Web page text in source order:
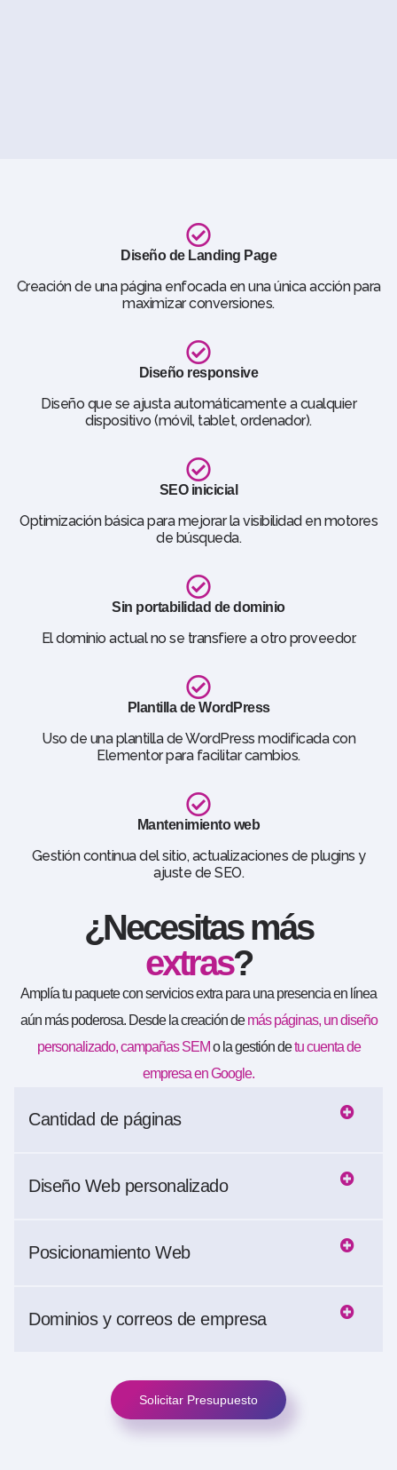
Diseño de Landing Page
Creación de una página enfocada en una única acción para
maximizar conversiones.
Diseño responsive
Diseño que se ajusta automáticamente a cualquier
dispositivo (móvil, tablet, ordenador).
SEO inicicial
Optimización básica para mejorar la visibilidad en motores
de búsqueda.
Sin portabilidad de dominio
El dominio actual no se transfiere a otro proveedor.
Plantilla de WordPress
Uso de una plantilla de WordPress modificada con
Elementor para facilitar cambios.
Mantenimiento web
Gestión continua del sitio, actualizaciones de plugins y
ajuste de SEO.
¿Necesitas más
extras?
Amplía tu paquete con servicios extra para una presencia en línea
aún más poderosa. Desde la creación demás páginas, un diseño
personalizado, campañas SEM o la gestión detu cuenta de
empresa en Google.
Cantidad de páginas
Diseño Web personalizado
Posicionamiento Web
Dominios y correos de empresa
Solicitar Presupuesto